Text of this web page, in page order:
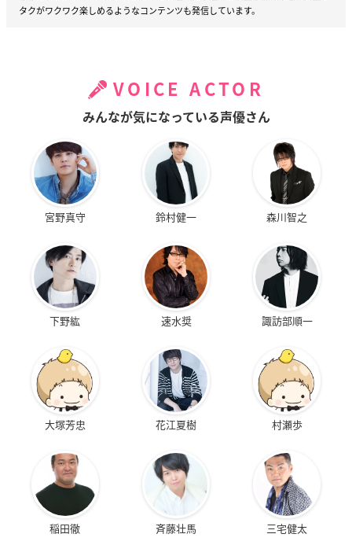
タクがワクワク楽しめるようなコンテンツも発信しています。
VOICE ACTOR
みんなが気になっている声優さん
宮野真守 鈴村健一 森川智之
下野紘 速水奨 諏訪部順一
大塚芳忠 花江夏樹 村瀬歩
稲田徹 斉藤壮馬 三宅健太